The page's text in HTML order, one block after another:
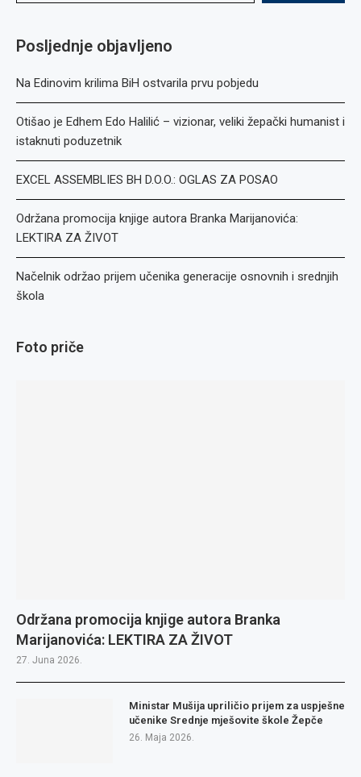
Posljednje objavljeno
Na Edinovim krilima BiH ostvarila prvu pobjedu
Otišao je Edhem Edo Halilić – vizionar, veliki žepački humanist i
istaknuti poduzetnik
EXCEL ASSEMBLIES BH D.O.O.: OGLAS ZA POSAO
Održana promocija knjige autora Branka Marijanovića:
LEKTIRA ZA ŽIVOT
Načelnik održao prijem učenika generacije osnovnih i srednjih
škola
Foto priče
Održana promocija knjige autora Branka
Marijanovića: LEKTIRA ZA ŽIVOT
27. Juna 2026.
Ministar Mušija upriličio prijem za uspješne
učenike Srednje mješovite škole Žepče
26. Maja 2026.